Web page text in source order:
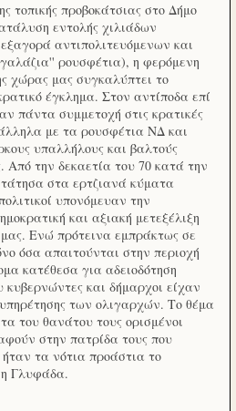
τοπικής προβοκάτσιας στο Δήμο
εντολής χιλιάδων
αντιπολιτευόμενων και
ρουσφέτια), η φερόμενη
χώρας μας συγκαλύπτει το
έγκλημα. Στον αντίποδα επί
πάντα συμμετοχή στις κρατικές
με τα ρουσφέτια ΝΔ και
υπαλλήλους και βαλτούς
Από την δεκαετία του 70 κατά την
στα ερτζιανά κύματα
υπονόμευαν την
και αξιακή μετεξέλιξη
Ενώ πρότεινα εμπράκτως σε
όσα απαιτούνται στην περιοχή
κατέθεσα για αδειοδότηση
κυβερνώντες και δήμαρχοι είχαν
των ολιγαρχών. Το θέμα
του θανάτου τους ορισμένοι
στην πατρίδα τους που
τα νότια προάστια το
η Γλυφάδα.